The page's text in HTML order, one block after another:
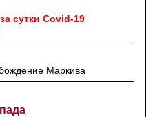
сутки Covid-19
Маркива